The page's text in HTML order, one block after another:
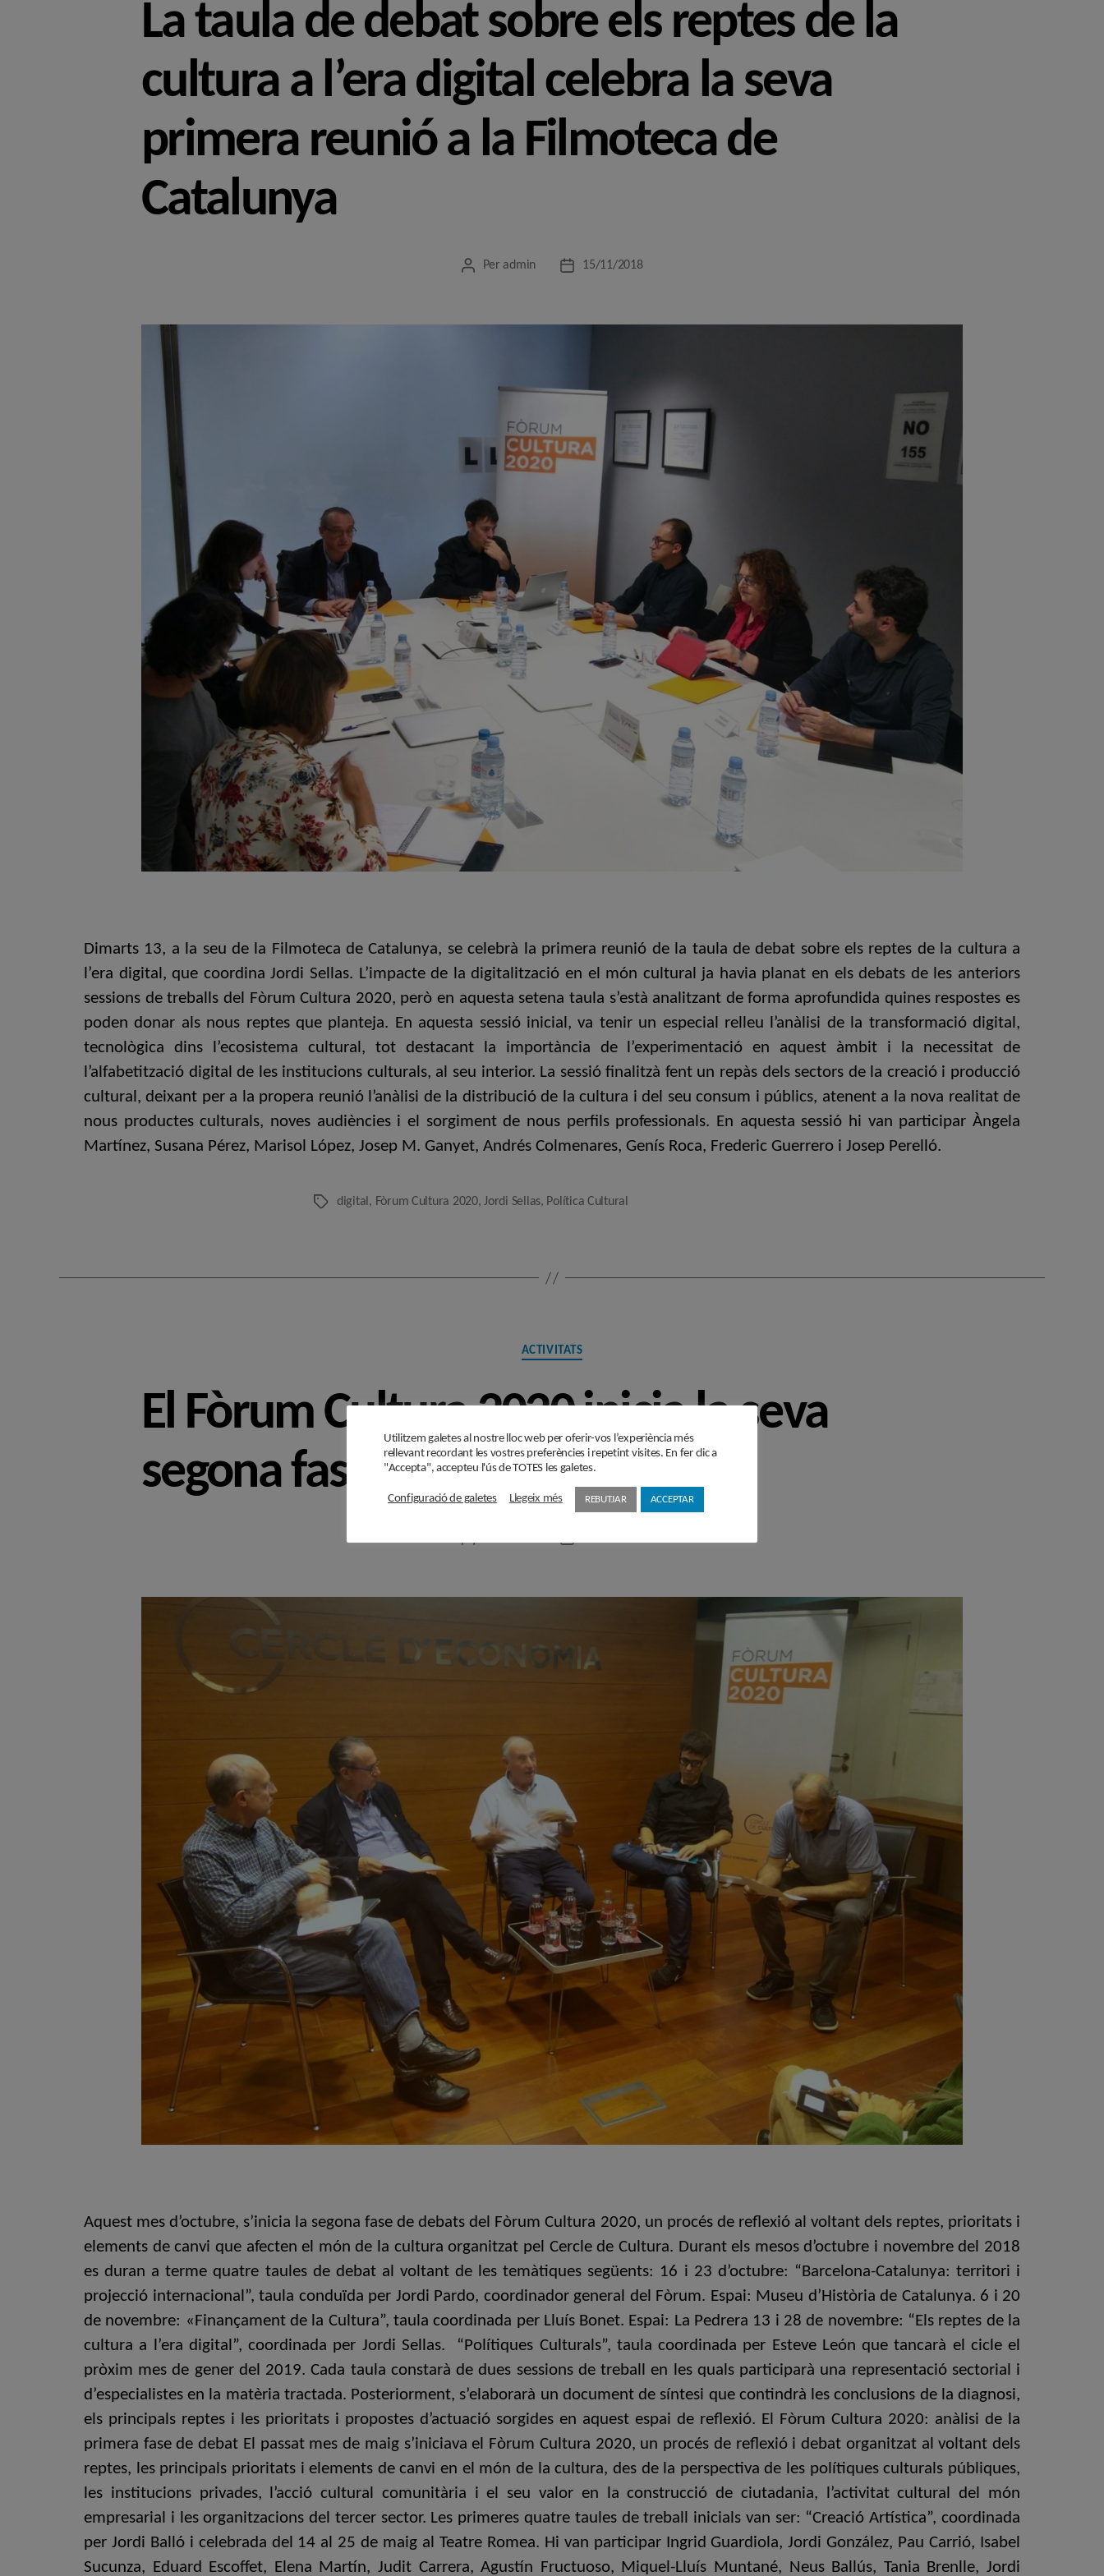
La taula de debat sobre els reptes de la
cultura a l’era digital celebra la seva
primera reunió a la Filmoteca de
Catalunya
Autor
Per admin
Data15/11/2018
Dimarts 13, a la seu de la Filmoteca de Catalunya, se celebrà la primera reunió de la taula de debat sobre els reptes de la cultura a
l’era digital, que coordina Jordi Sellas. L’impacte de la digitalització en el món cultural ja havia planat en els debats de les anteriors
sessions de treballs del Fòrum Cultura 2020, però en aquesta setena taula s’està analitzant de forma aprofundida quines respostes es
poden donar als nous reptes que planteja. En aquesta sessió inicial, va tenir un especial relleu l’anàlisi de la transformació digital,
tecnològica dins l’ecosistema cultural, tot destacant la importància de l’experimentació en aquest àmbit i la necessitat de
l’alfabetització digital de les institucions culturals, al seu interior. La sessió finalitzà fent un repàs dels sectors de la creació i producció
cultural, deixant per a la propera reunió l’anàlisi de la distribució de la cultura i del seu consum i públics, atenent a la nova realitat de
nous productes culturals, noves audiències i el sorgiment de nous perfils professionals. En aquesta sessió hi van participar Àngela
Martínez, Susana Pérez, Marisol López, Josep M. Ganyet, Andrés Colmenares, Genís Roca, Frederic Guerrero i Josep Perelló.
Etiquetes
digital, Fòrum Cultura 2020,Jordi Sellas, Política Cultural
Categories
ACTIVITATS
El Fòrum Cultura 2020 inicia la seva
segona fase de treballs
Aquest mes d’octubre, s’inicia la segona fase de debats del Fòrum Cultura 2020, un procés de reflexió al voltant dels reptes, prioritats i
elements de canvi que afecten el món de la cultura organitzat pel Cercle de Cultura. Durant els mesos d’octubre i novembre del 2018
es duran a terme quatre taules de debat al voltant de les temàtiques següents: 16 i 23 d’octubre: “Barcelona-Catalunya: territori i
projecció internacional”, taula conduïda per Jordi Pardo, coordinador general del Fòrum. Espai: Museu d’Història de Catalunya. 6 i 20
de novembre: «Finançament de la Cultura”, taula coordinada per Lluís Bonet. Espai: La Pedrera 13 i 28 de novembre: “Els reptes de la
cultura a l’era digital”, coordinada per Jordi Sellas. “Polítiques Culturals”, taula coordinada per Esteve León que tancarà el cicle el
pròxim mes de gener del 2019. Cada taula constarà de dues sessions de treball en les quals participarà una representació sectorial i
d’especialistes en la matèria tractada. Posteriorment, s’elaborarà un document de síntesi que contindrà les conclusions de la diagnosi,
els principals reptes i les prioritats i propostes d’actuació sorgides en aquest espai de reflexió. El Fòrum Cultura 2020: anàlisi de la
primera fase de debat El passat mes de maig s’iniciava el Fòrum Cultura 2020, un procés de reflexió i debat organitzat al voltant dels
reptes, les principals prioritats i elements de canvi en el món de la cultura, des de la perspectiva de les polítiques culturals públiques,
les institucions privades, l’acció cultural comunitària i el seu valor en la construcció de ciutadania, l’activitat cultural del món
empresarial i les organitzacions del tercer sector. Les primeres quatre taules de treball inicials van ser: “Creació Artística”, coordinada
per Jordi Balló i celebrada del 14 al 25 de maig al Teatre Romea. Hi van participar Ingrid Guardiola, Jordi González, Pau Carrió, Isabel
Sucunza, Eduard Escoffet, Elena Martín, Judit Carrera, Agustín Fructuoso, Miquel-Lluís Muntané, Neus Ballús, Tania Brenlle, Jordi
Utilitzem galetes al nostre lloc web per oferir-vos l’experiència més
rellevant recordant les vostres preferències i repetint visites. En fer clic a
"Accepta", accepteu l'ús de TOTES les galetes.
Configuració de galetes Llegeix més REBUTJAR ACCEPTAR